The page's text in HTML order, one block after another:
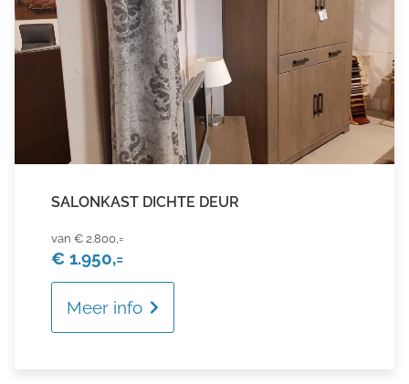
SALONKAST DICHTE DEUR
€ 2.800,=
€ 1.950,=
Meer info